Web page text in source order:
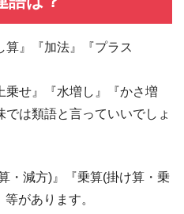
算』『加法』『プラス
乗せ』『水増し』『かさ増
は類語と言っていいでしょ
・減方)』『乗算(掛け算・乗
があります。